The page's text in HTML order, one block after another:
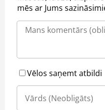
mēs ar Jums
Vēlos saņemt atbildi